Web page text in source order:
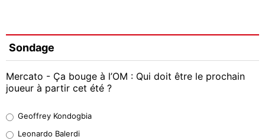
Sondage
Mercato - Ça bouge à l’OM : Qui doit être le prochain
joueur à partir cet été ?
38%
Geoffrey Kondogbia
Leonardo Balerdi